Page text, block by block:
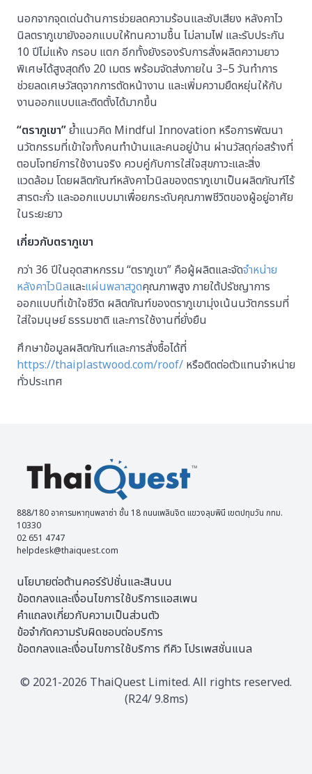
นอกจากจุดเด่นด้านการช่วยลดความร้อนและซับเสียง หลังคาไว
นิลตราภูเขายังออกแบบให้ทนความชื้น ไม่ลามไฟ และรับประกัน
10 ปีไม่แห้ง กรอบ แตก อีกทั้งยังรองรับการสั่งผลิตความยาว
พิเศษได้สูงสุดถึง 20 เมตร พร้อมจัดส่งภายใน 3–5 วันทำการ
ช่วยลดเศษวัสดุจากการตัดหน้างาน และเพิ่มความยืดหยุ่นให้กับ
งานออกแบบและติดตั้งได้มากขึ้น
“ตราภูเขา”ย้ำแนวคิด Mindful Innovation หรือการพัฒนา
นวัตกรรมที่เข้าใจทั้งคนทำบ้านและคนอยู่บ้าน ผ่านวัสดุก่อสร้างที่
ตอบโจทย์การใช้งานจริง ควบคู่กับการใส่ใจสุขภาวะและสิ่ง
แวดล้อม โดยผลิตภัณฑ์หลังคาไวนิลของตราภูเขาเป็นผลิตภัณฑ์ไร้
สารตะกั่ว และออกแบบมาเพื่อยกระดับคุณภาพชีวิตของผู้อยู่อาศัย
ในระยะยาว
เกี่ยวกับตราภูเขา
กว่า 36 ปีในอุตสาหกรรม “ตราภูเขา” คือผู้ผลิตและจัดจำหน่าย
หลังคาไวนิลและแผ่นพลาสวูดคุณภาพสูง ภายใต้ปรัชญาการ
ออกแบบที่เข้าใจชีวิต ผลิตภัณฑ์ของตราภูเขามุ่งเน้นนวัตกรรมที่
ใส่ใจมนุษย์ ธรรมชาติ และการใช้งานที่ยั่งยืน
ศึกษาข้อมูลผลิตภัณฑ์และการสั่งซื้อได้ที่
https://thaiplastwood.com/roof/ หรือติดต่อตัวแทนจำหน่าย
ทั่วประเทศ
888/180 อาคารมหาทุนพลาซ่า ชั้น 18 ถนนเพลินจิต แขวงลุมพินี เขตปทุมวัน กทม.
10330
02 651 4747
helpdesk@thaiquest.com
นโยบายต่อต้านคอร์รัปชั่นและสินบน
ข้อตกลงและเงื่อนไขการใช้บริการแอสเพน
คำแถลงเกี่ยวกับความเป็นส่วนตัว
ข้อจำกัดความรับผิดชอบต่อบริการ
ข้อตกลงและเงื่อนไขการใช้บริการ ทีคิว โปรเพสชั่นแนล
© 2021-2026 ThaiQuest Limited. All rights reserved.
(R24/ 9.8ms)